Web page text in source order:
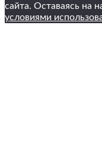
сайта. Оставаясь на
условиями